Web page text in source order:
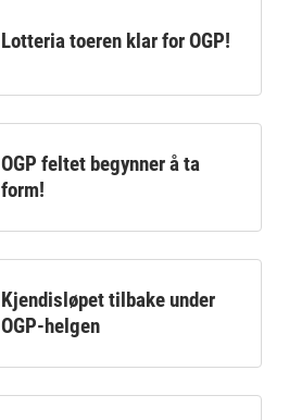
Lotteria toeren klar for OGP!
OGP feltet begynner å ta
form!
Kjendisløpet tilbake under
OGP-helgen